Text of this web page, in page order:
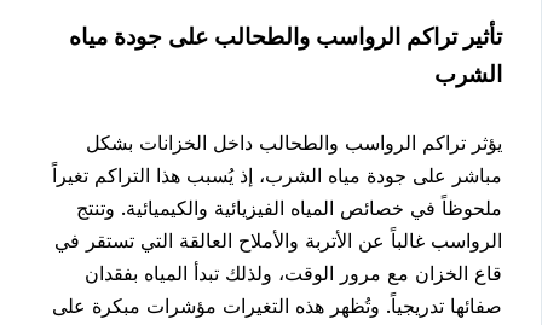
تأثير تراكم الرواسب والطحالب على جودة مياه
الشرب
يؤثر تراكم الرواسب والطحالب داخل الخزانات بشكل
مباشر على جودة مياه الشرب، إذ يُسبب هذا التراكم تغيراً
ملحوظاً في خصائص المياه الفيزيائية والكيميائية. وتنتج
الرواسب غالباً عن الأتربة والأملاح العالقة التي تستقر في
قاع الخزان مع مرور الوقت، ولذلك تبدأ المياه بفقدان
صفائها تدريجياً. وتُظهر هذه التغيرات مؤشرات مبكرة على